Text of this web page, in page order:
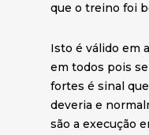
que o treino foi
Isto é válido em
em todos pois
fortes é sinal
deveria e
são a execução